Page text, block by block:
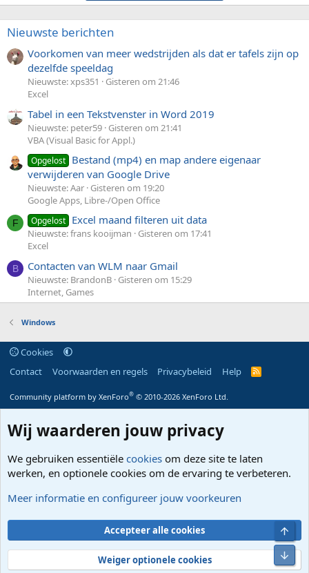
Nieuwste berichten
Voorkomen van meer wedstrijden als dat er tafels zijn op
dezelfde speeldag
Nieuwste: xps351
Gisteren om 21:46
Excel
Tabel in een Tekstvenster in Word 2019
Nieuwste: peter59 Gisteren om 21:41
VBA (Visual Basic for Appl.)
Opgelost Bestand (mp4) en map andere eigenaar
verwijderen van Google Drive
Nieuwste: Aar Gisteren om 19:20
Google Apps, Libre-/Open Office
F Opgelost Excel maand filteren uit data
Nieuwste: frans kooijman
Gisteren om 17:41
Excel
B Contacten van WLM naar Gmail
Nieuwste: BrandonB Gisteren om 15:29
Internet, Games
Windows
Cookies
Contact
Voorwaarden en regels Privacybeleid Help
R
S
Community platform by XenForo® © 2010-2026 XenForo Ltd.
Wij waarderen jouw privacy
We gebruiken essentiële cookies om deze site te laten
werken, en optionele cookies om de ervaring te verbeteren.
Meer informatie en configureer jouw voorkeuren
Accepteer alle cookies
Weiger optionele cookies